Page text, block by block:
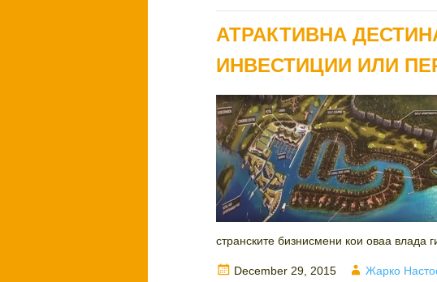
АТРАКТИВНА
ИНВЕСТИЦИИ ИЛИ
странските бизнисмени кои оваа влада
Posted
December 29, 2015 Author
Жарко